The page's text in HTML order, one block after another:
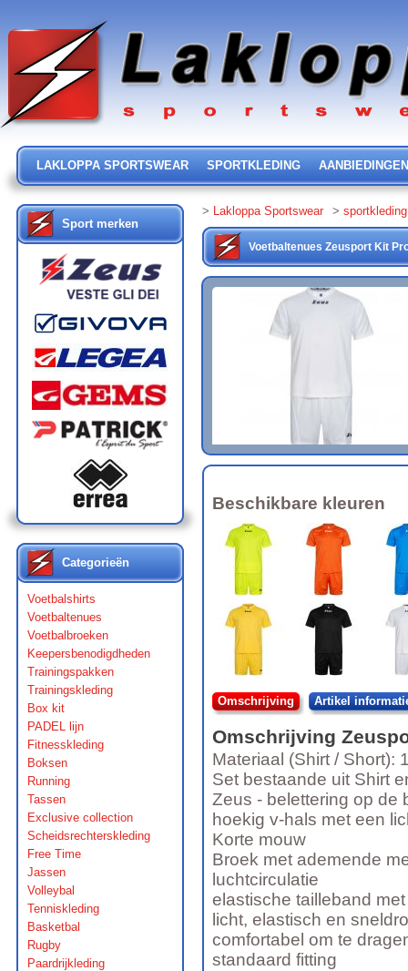
LAKLOPPA SPORTSWEAR SPORTKLEDING AANBIEDINGEN
Sport merken
Categorieën
Voetbalshirts
Voetbaltenues
Voetbalbroeken
Keepersbenodigdheden
Trainingspakken
Trainingskleding
Box kit
PADEL lijn
Fitnesskleding
Boksen
Running
Tassen
Exclusive collection
Scheidsrechterskleding
Free Time
Jassen
Volleybal
Tenniskleding
Basketbal
Rugby
Paardrijkleding
> Lakloppa Sportswear > sportkleding
Voetbaltenues Zeusport Kit
Beschikbare kleuren
Omschrijving Artikel
Omschrijving
Materiaal (Shirt / Short):
Set bestaande uit Shirt
Zeus - belettering op de
hoekig v-hals met een
Korte mouw
Broek met ademende
luchtcirculatie
elastische tailleband
licht, elastisch en
comfortabel om te
standaard fitting